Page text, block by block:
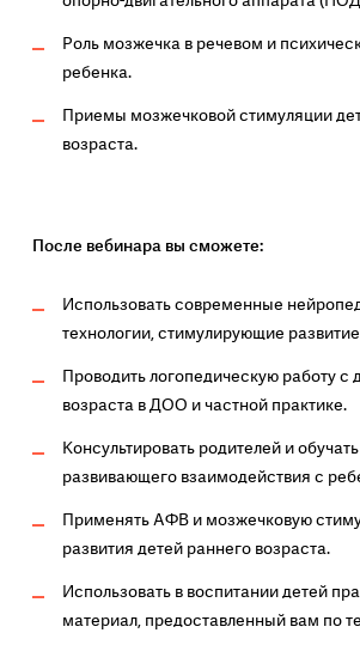
Роль мозжечка в речевом и
ребенка.
Приемы мозжечковой стимуляции
возраста.
После вебинара вы сможете:
Использовать современные
технологии, стимулирующие
Проводить логопедическую работу с
возраста в ДОО и частной практике.
Консультировать родителей и
развивающего взаимодействия с
Применять АФВ и мозжечковую
развития детей раннего возраста.
Использовать в воспитании детей
материал, предоставленный вам по